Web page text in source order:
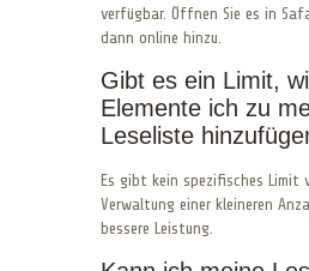
verfügbar. Öffnen Sie es in
dann online hinzu.
Gibt es ein Limit,
Elemente ich zu
Leseliste
Es gibt kein spezifisches Limit
Verwaltung einer kleineren
bessere Leistung.